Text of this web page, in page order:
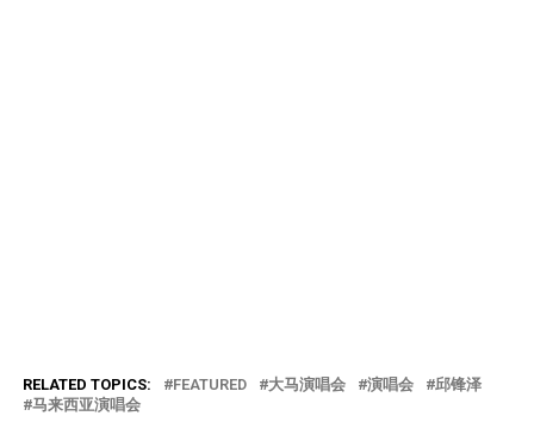
RELATED TOPICS: FEATURED 大马演唱会 演唱会
邱锋泽
马来西亚演唱会